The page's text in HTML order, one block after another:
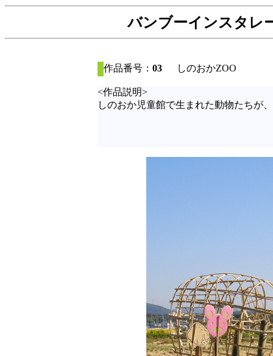
バンブーインスタ
作品番号： 03 しのおかZOO
<作品説明>
しのおか児童館で生まれた動物たちが